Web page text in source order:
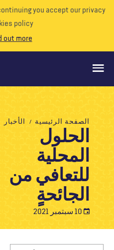
continuing you accept our
policy.
Find out more
ماذا نفعل
الموارد
الصفحة الرئيسية الأخبار
الحلول
المحلية
للتعافي من
الجائحةٍ